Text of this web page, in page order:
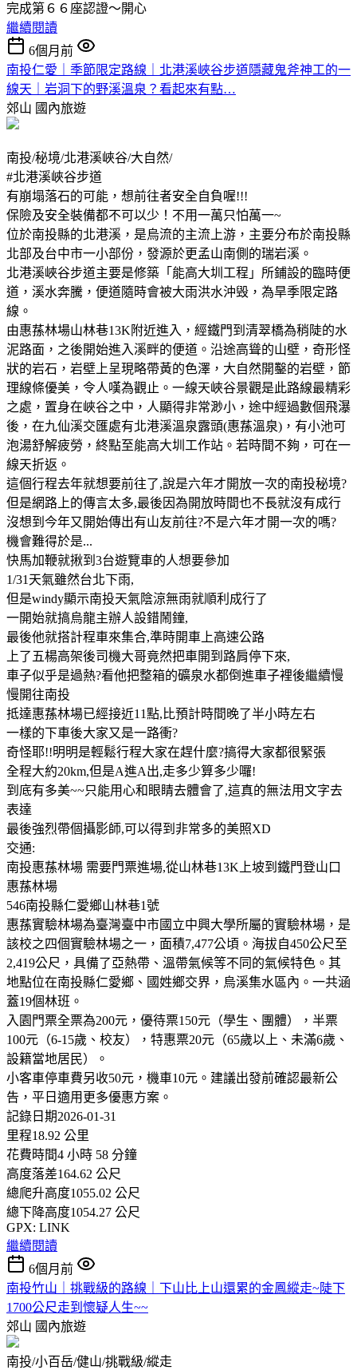
完成第６６座認證～開心
繼續閱讀
6個月前
南投仁愛｜季節限定路線｜北港溪峽谷步道隱藏鬼斧神工的一
線天｜岩洞下的野溪溫泉？看起來有點…
郊山 國內旅遊
南投/秘境/北港溪峽谷/大自然/
#北港溪峽谷步道
有崩塌落石的可能，想前往者安全自負喔!!!
保險及安全裝備都不可以少！不用一萬只怕萬一~
位於南投縣的北港溪，是烏流的主流上游，主要分布於南投縣
北部及台中市一小部份，發源於更孟山南側的瑞岩溪。
北港溪峽谷步道主要是修築「能高大圳工程」所鋪設的臨時便
道，溪水奔騰，便道隨時會被大雨洪水沖毁，為旱季限定路
線。
由惠蓀林場山林巷13K附近進入，經鐵門到清翠橋為稍陡的水
泥路面，之後開始進入溪畔的便道。沿途高聳的山壁，奇形怪
狀的岩石，岩壁上呈現略帶黃的色澤，大自然開鑿的岩壁，節
理線條優美，令人嘆為觀止。一線天峽谷景觀是此路線最精彩
之處，置身在峽谷之中，人顯得非常渺小，途中經過數個飛瀑
後，在九仙溪交匯處有北港溪溫泉露頭(惠蓀溫泉)，有小池可
泡湯舒解疲勞，終點至能高大圳工作站。若時間不夠，可在一
線天折返。
這個行程去年就想要前往了,說是六年才開放一次的南投秘境?
但是網路上的傳言太多,最後因為開放時間也不長就沒有成行
沒想到今年又開始傳出有山友前往?不是六年才開一次的嗎?
機會難得於是...
快馬加鞭就揪到3台遊覽車的人想要參加
1/31天氣雖然台北下雨,
但是windy顯示南投天氣陰涼無雨就順利成行了
一開始就搞烏龍主辦人設錯鬧鐘,
最後他就搭計程車來集合,準時開車上高速公路
上了五楊高架後司機大哥竟然把車開到路肩停下來,
車子似乎是過熱?看他把整箱的礦泉水都倒進車子裡後繼續慢
慢開往南投
抵達惠蓀林場已經接近11點,比預計時間晚了半小時左右
一樣的下車後大家又是一路衝?
奇怪耶!!明明是輕鬆行程大家在趕什麼?搞得大家都很緊張
全程大約20km,但是A進A出,走多少算多少囉!
到底有多美~~只能用心和眼睛去體會了,這真的無法用文字去
表達
最後強烈帶個攝影師,可以得到非常多的美照XD
交通:
南投惠蓀林場 需要門票進場,從山林巷13K上坡到鐵門登山口
惠蓀林場
546南投縣仁愛鄉山林巷1號
惠蓀實驗林場為臺灣臺中市國立中興大學所屬的實驗林場，是
該校之四個實驗林場之一，面積7,477公頃。海拔自450公尺至
2,419公尺，具備了亞熱帶、溫帶氣候等不同的氣候特色。其
地點位在南投縣仁愛鄉、國姓鄉交界，烏溪集水區內。一共涵
蓋19個林班。
入園門票全票為200元，優待票150元（學生、團體），半票
100元（6-15歲、校友），特惠票20元（65歲以上、未滿6歲、
設籍當地居民）。
小客車停車費另收50元，機車10元。建議出發前確認最新公
告，平日適用更多優惠方案。
記錄日期2026-01-31
里程18.92 公里
花費時間4 小時 58 分鐘
高度落差164.62 公尺
總爬升高度1055.02 公尺
總下降高度1054.27 公尺
GPX: LINK
繼續閱讀
6個月前
南投竹山｜挑戰級的路線｜下山比上山還累的金鳳縱走~陡下
1700公尺走到懷疑人生~~
郊山 國內旅遊
南投/小百岳/健山/挑戰級/縱走